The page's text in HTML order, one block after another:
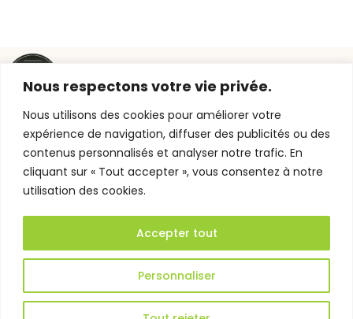
Nous respectons votre vie privée.
Nous utilisons des cookies pour améliorer votre
expérience de navigation, diffuser des publicités ou des
contenus personnalisés et analyser notre trafic. En
cliquant sur « Tout accepter », vous consentez à notre
utilisation des cookies.
Personnaliser
Accepter tout
Jardins de
Campagne,
artisans
fleuristes
Rennais à
utiles
ACCUEIL
ARTISAN
FLEURISTE
AMÉNAGEMENT
BLOG
BOUTIQUE
GALERIE
DEVIS &
MON
COMPTE
79 RUE SAINT-
HÉLIER, 35000
RENNES
JARDINS DE
Réalisé par
Mentions légales
confidentialité